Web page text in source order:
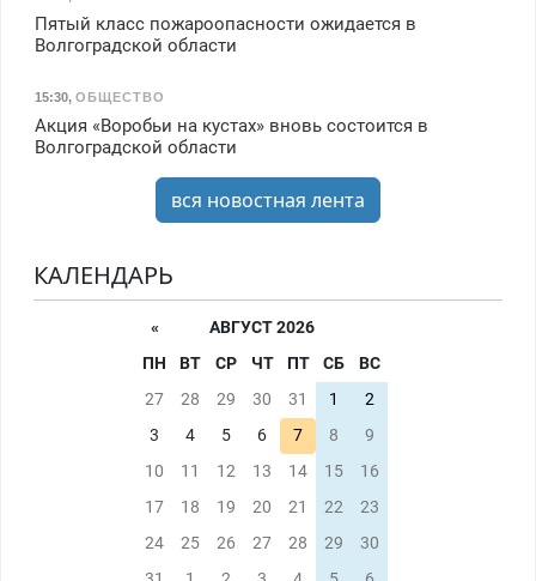
Пятый класс пожароопасности ожидается в
Волгоградской области
15:30, ОБЩЕСТВО
Акция «Воробьи на кустах» вновь состоится в
Волгоградской области
вся новостная лента
КАЛЕНДАРЬ
«
АВГУСТ 2026
ПН
ВТ СР ЧТ ПТ СБ
ВС
27
28 29 30 31 1
2
3
4 5 6 7 8
9
10
11 12 13 14 15
16
17
18 19 20 21 22
23
24
25 26 27 28 29
30